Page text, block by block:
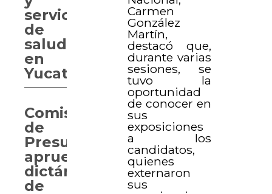
Carmen
González
Martín,
destacó que,
durante varias
sesiones, se
tuvo la
oportunidad
de conocer en
sus
exposiciones
a los
candidatos,
quienes
externaron
sus
servicios
de
salud
en
Yucatán
Comisión
de
Presupuesto
aprueba
dictámenes
de